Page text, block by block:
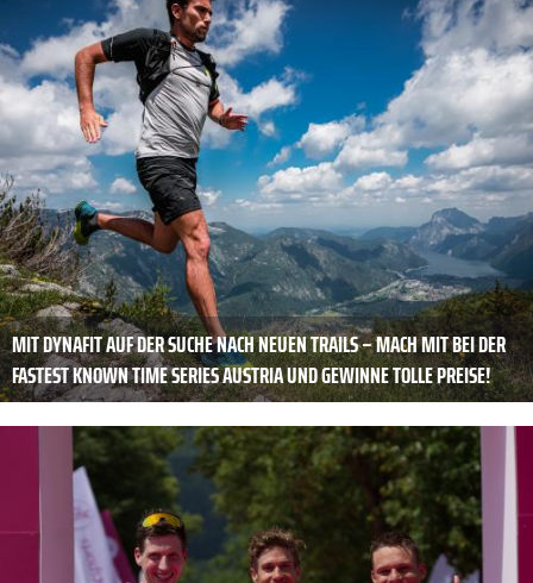
MIT DYNAFIT AUF DER SUCHE NACH NEUEN TRAILS – MACH MIT BEI DER
FASTEST KNOWN TIME SERIES AUSTRIA UND GEWINNE TOLLE PREISE!